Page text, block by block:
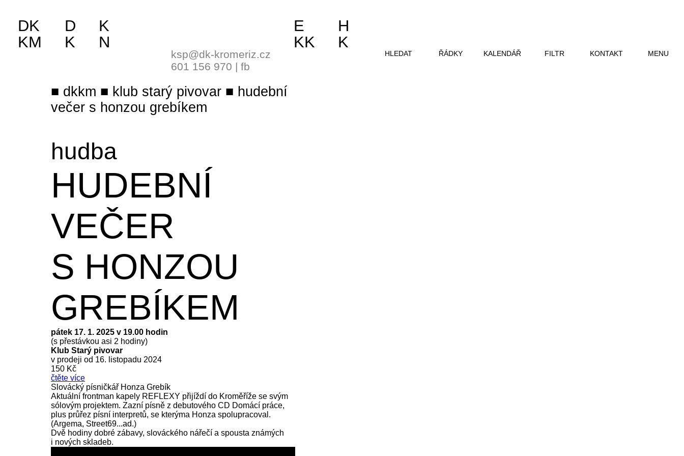
dkkm klub starý pivovar
hudební
večer s honzou grebíkem
hudba
HUDEBNÍ
VEČER
S HONZOU
GREBÍKEM
pátek 17. 1. 2025 v 19.00 hodin
(s přestávkou asi 2 hodiny)
Klub Starý pivovar
v prodeji od 16. listopadu 2024
150 Kč
čtěte více
Slovácký písničkář Honza Grebík
Aktuální frontman kapely REFLEXY přijíždí do Kroměříže se svým
sólovým projektem. Zazní písně z debutového CD Domácí práce,
plus průřez písní interpretů, se kterýma Honza spolupracoval.
(Argema, Street69...ad.)
Dvě hodiny dobré zábavy, slováckého nářečí a spousta známých
i nových skladeb.
DK
KM
D
K
K
N
ksp@dk-kromeriz.cz
601 156 970 | fb
E
KK
H
K
HLEDAT ŘÁDKY KALENDÁŘ FILTR KONTAKT MENU